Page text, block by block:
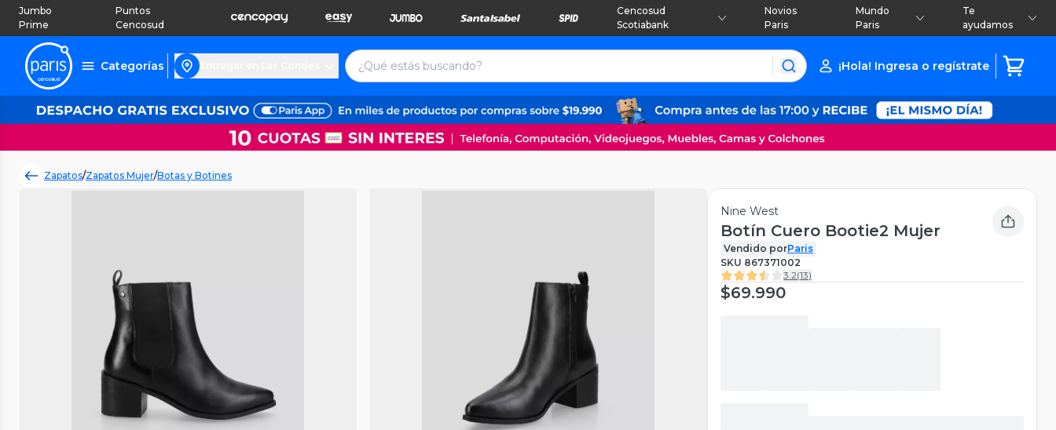
Jumbo
Prime
Puntos
Cencosud
Cencosud
Scotiabank
Novios
Paris
Mundo
Paris
Te
ayudamos
Categorías ¡Hola! Ingresa o regístrate
Zapatos/Zapatos Mujer/Botas y Botines
Nine West
Botín Cuero Bootie2 Mujer
Vendido porParis
SKU 867371002
3.2(13)
$69.990